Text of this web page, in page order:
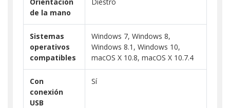
de la mano
Sistemas
operativos
compatibles
Windows 7, Windows 8,
Windows 8.1, Windows 10,
macOS X 10.8, macOS X 10.7.4
Con
conexión
USB
Sí